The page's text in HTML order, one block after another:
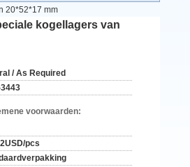
20*52*17 mm
kogellagers van
/ As Required
voorwaarden:
pcs